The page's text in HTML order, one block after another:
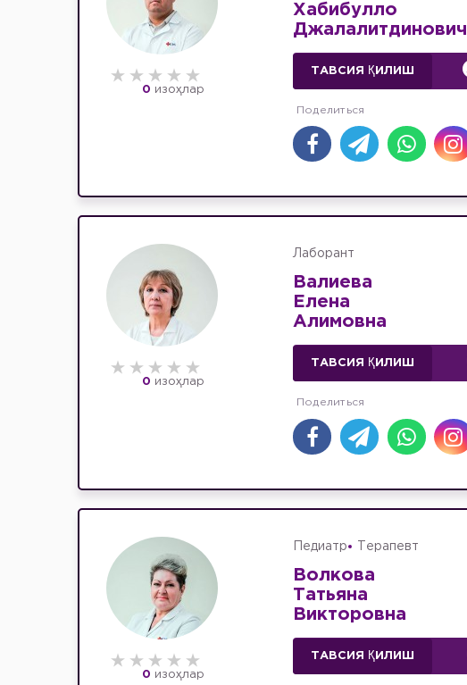
0 изоҳлар
Хабибулло
Джалалитдинович
ТАВСИЯ ҚИЛИШ
0 изоҳлар
Лаборант
Валиева
Елена
Алимовна
ТАВСИЯ ҚИЛИШ
0 изоҳлар
Педиатр Терапевт
Волкова
Татьяна
Викторовна
ТАВСИЯ ҚИЛИШ